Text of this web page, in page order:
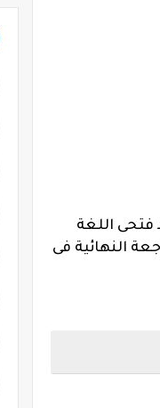
عربى 3 ع . للاستاذ أحمد فتحى اللغة
النهائية فى